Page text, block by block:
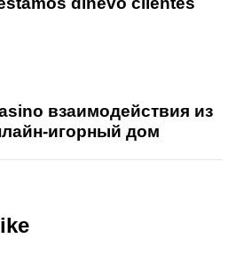
взаимодействия из
игорный дом